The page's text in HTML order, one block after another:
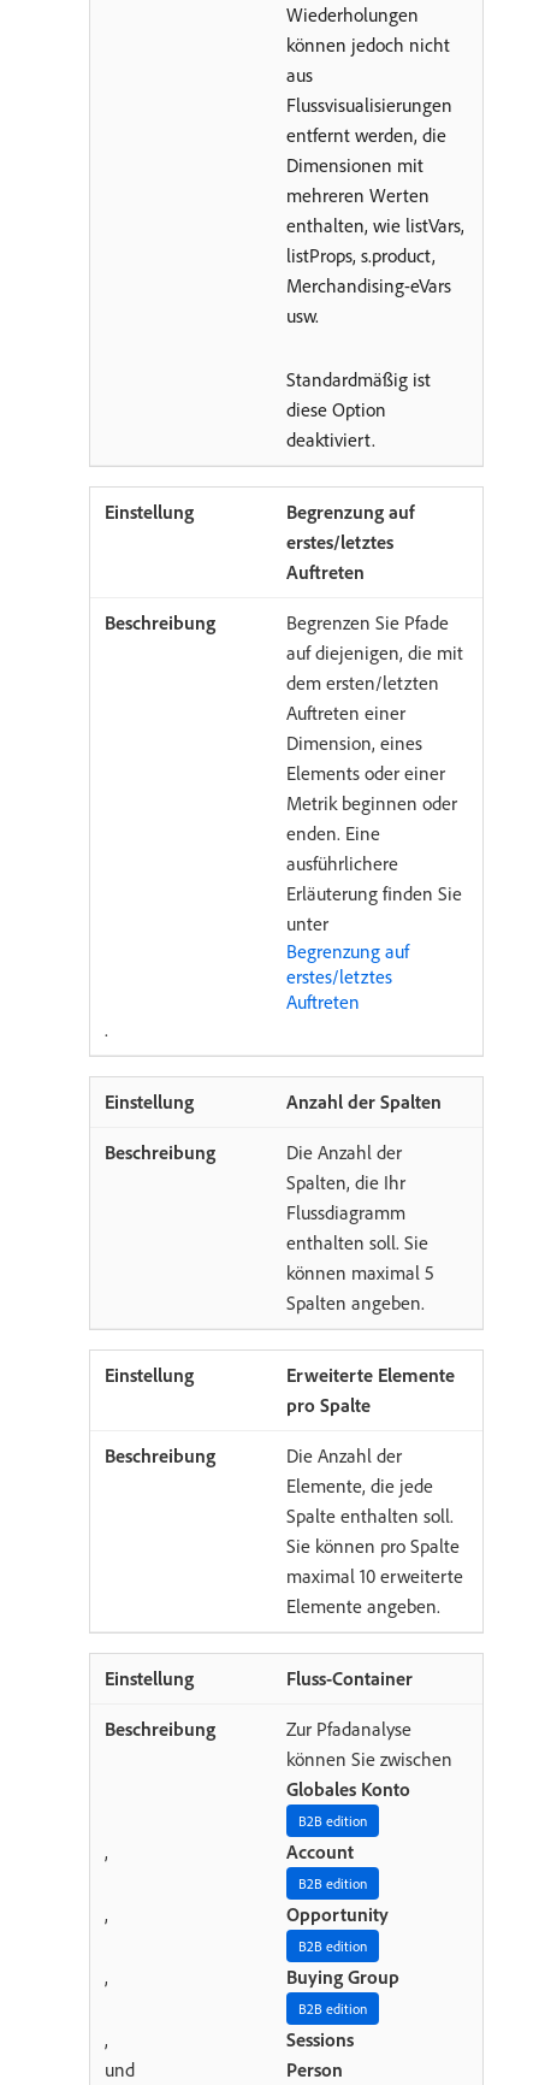
Wiederholungen
können jedoch nicht
aus
Flussvisualisierungen
entfernt werden, die
Dimensionen mit
mehreren Werten
enthalten, wie listVars,
listProps, s.product,
Merchandising-eVars
usw.
Standardmäßig ist
diese Option
deaktiviert.
Begrenzung auf
erstes/letztes
Auftreten
Begrenzen Sie Pfade
auf diejenigen, die mit
dem ersten/letzten
Auftreten einer
Dimension, eines
Elements oder einer
Metrik beginnen oder
enden. Eine
ausführlichere
Erläuterung finden Sie
unter
Begrenzung auf
erstes/letztes
Auftreten
.
Anzahl der Spalten
Die Anzahl der
Spalten, die Ihr
Flussdiagramm
enthalten soll. Sie
können maximal 5
Spalten angeben.
Erweiterte Elemente
pro Spalte
Die Anzahl der
Elemente, die jede
Spalte enthalten soll.
Sie können pro Spalte
maximal 10 erweiterte
Elemente angeben.
Fluss-Container
Zur Pfadanalyse
können Sie zwischen
Globales Konto
B2B edition
, Account
B2B edition
, Opportunity
B2B edition
, Buying Group
B2B edition
,
Sessions
und
Person